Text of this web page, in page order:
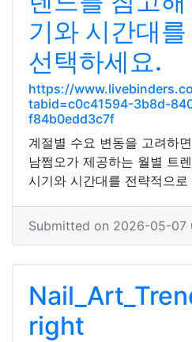
기와 시간대
선택하세요.
https://
tabid=c0c41594-3b8d-
f84b0edd3c7f
계절별 수요 변동을 고려하
남쩜오가 제공하는 월별 트
시기와 시간대를 전략적으로
Submitted on 2026-05-07
right